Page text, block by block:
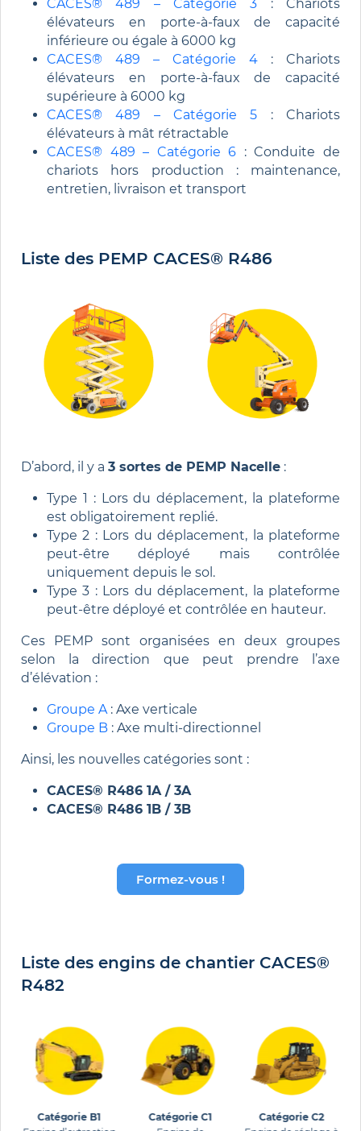
CACES® 489 – Catégorie 3 : Chariots
élévateurs en porte-à-faux de capacité
inférieure ou égale à 6000 kg
CACES® 489 – Catégorie 4 : Chariots
élévateurs en porte-à-faux de capacité
supérieure à 6000 kg
CACES® 489 – Catégorie 5 : Chariots
élévateurs à mât rétractable
CACES® 489 – Catégorie 6 : Conduite de
chariots hors production : maintenance,
entretien, livraison et transport
Liste des PEMP CACES® R486
D’abord, il y a 3 sortes de PEMP Nacelle :
Type 1 : Lors du déplacement, la plateforme
est obligatoirement replié.
Type 2 : Lors du déplacement, la plateforme
peut-être déployé mais contrôlée
uniquement depuis le sol.
Type 3 : Lors du déplacement, la plateforme
peut-être déployé et contrôlée en hauteur.
Ces PEMP sont organisées en deux groupes
selon la direction que peut prendre l’axe
d’élévation :
Groupe A : Axe verticale
Groupe B : Axe multi-directionnel
Ainsi, les nouvelles catégories sont :
CACES® R486 1A / 3A
CACES® R486 1B /3B
Formez-vous !
Liste des engins de chantier CACES®
R482
Catégorie B1
Catégorie C1
Catégorie C2